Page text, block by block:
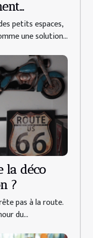
petits espaces,
une solution...
la déco
?
pas à la route.
du...